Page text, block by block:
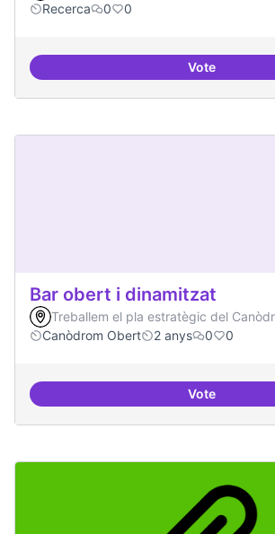
Recerca
0 0
VoteBeques de
Bar obert i dinamitzat
Treballem el pla estratègic del
Canòdrom Obert
2 anys 0 0
VoteBar obert i